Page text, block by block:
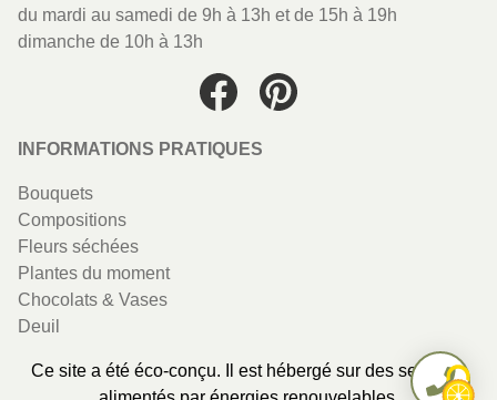
du mardi au samedi de 9h à 13h et de 15h à 19h
dimanche de 10h à 13h
FacebookInstagram
INFORMATIONS PRATIQUES
Bouquets
Compositions
Fleurs séchées
Plantes du moment
Chocolats & Vases
Deuil
Ce site a été éco-conçu. Il est hébergé sur des serveurs